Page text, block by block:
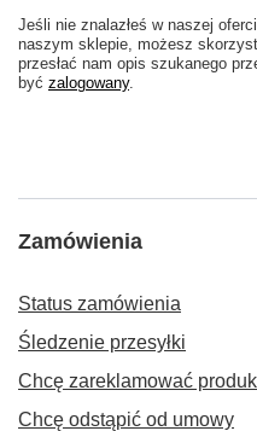
Jeśli nie znalazłeś w naszej
naszym sklepie, możesz
przesłać nam opis szukanego
być zalogowany.
Zamówienia
Status zamówienia
Śledzenie przesyłki
Chcę zareklamować
Chcę odstąpić od umowy